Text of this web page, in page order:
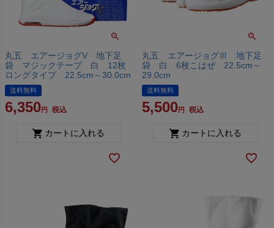
丸五 エアージョグV 地下足
袋 マジックテープ 白 12枚
ロングタイプ 22.5cm～30.0cm
送料無料
6,350 税込
カートに入れる
丸五 エアージョグⅢ 地下足
袋 白 6枚こはぜ 22.5cm～
29.0cm
送料無料
5,500 税込
カートに入れる